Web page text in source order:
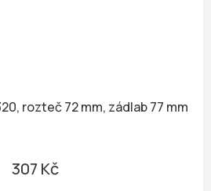
rozteč 72 mm, zádlab 77 mm
307 Kč